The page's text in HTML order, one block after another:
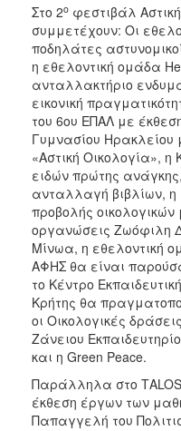
Στο 2ο φεστιβάλ
συμμετέχουν: Οι
ποδηλάτες
η εθελοντική ομάδα
ανταλλακτήριο
εικονική
του 6ου ΕΠΑΛ με
Γυμνασίου
«Αστική Οικολογία»,
ειδών πρώτης
ανταλλαγή βιβλίων, η
προβολής
οργανώσεις Ζωόφιλη
Μίνωα, η εθελοντική
ΑΦΗΣ θα είναι
το Κέντρο
Κρήτης θα
οι Οικολογικές
Ζάνειου
και η Green Peace.
Παράλληλα στο ΤΑLOS
έκθεση έργων των
Παπαγγελή του